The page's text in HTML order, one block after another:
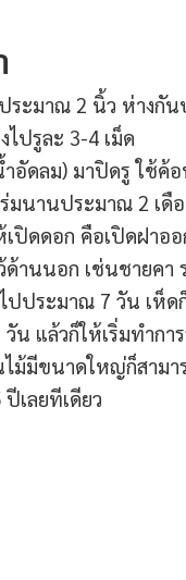
ระมาณ 2 นิ้ว ห่างกั
ปรูละ 3-4 เม็ด
อัดลม) มาปิดรู ใช้ค้
มนานประมาณ 2 เ
ปิดดอก คือเปิดฝาออ
ด้านนอก เช่นชายคา
ปประมาณ 7 วัน เห็
น แล้วก็ให้เริ่มทำกา
ม้มีขนาดใหญ่ก็สาม
เลยทีเดียว